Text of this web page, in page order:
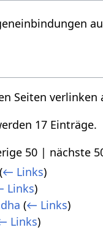
Seiten
17 Einträge.
50 | nächste
(← Links)
Links)
(← Links)
Links)